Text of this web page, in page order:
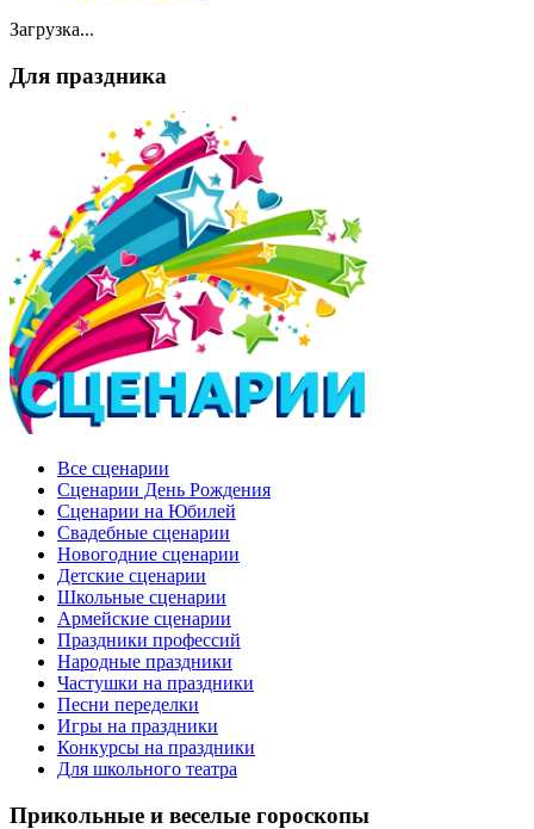
Загрузка...
Для праздника
Все сценарии
Сценарии День Рождения
Сценарии на Юбилей
Свадебные сценарии
Новогодние сценарии
Детские сценарии
Школьные сценарии
Армейские сценарии
Праздники профессий
Народные праздники
Частушки на праздники
Песни переделки
Игры на праздники
Конкурсы на праздники
Для школьного театра
Прикольные и веселые гороскопы